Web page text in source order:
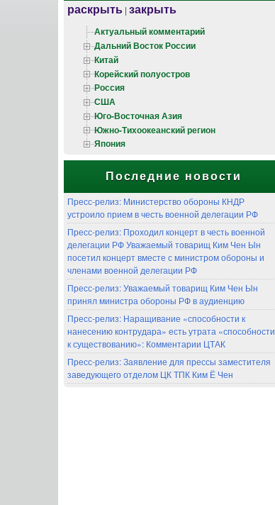
раскрыть | закрыть
Актуальный комментарий
Дальний Восток России
Китай
Корейский полуостров
Россия
США
Юго-Восточная Азия
Южно-Тихоокеанский регион
Япония
Последние новости
Пресс-релиз: Министерство обороны КНДР
устроило прием в честь военной делегации РФ
Пресс-релиз: Проходил концерт в честь военной
делегации РФ Уважаемый товарищ Ким Чен Ын
посетил концерт вместе с министром обороны и
членами военной делегации РФ
Пресс-релиз: Уважаемый товарищ Ким Чен Ын
принял министра обороны РФ в аудиенцию
Пресс-релиз: Наращивание «способности к
нанесению контрудара» есть утрата «способности
к существованию»: Комментарии ЦТАК
Пресс-релиз: Заявление для прессы заместителя
заведующего отделом ЦК ТПК Ким Ё Чен